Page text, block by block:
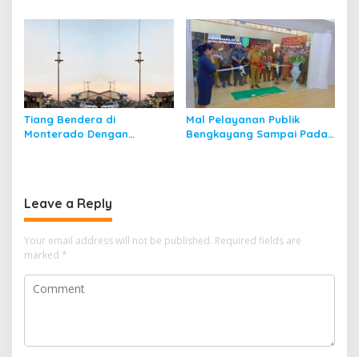
Tiang Bendera di
Monterado Dengan
Mal Pelayanan Publik
Bengkayang Sampai Pada
Leave a Reply
Your email address will not be published. Required fields are
marked *